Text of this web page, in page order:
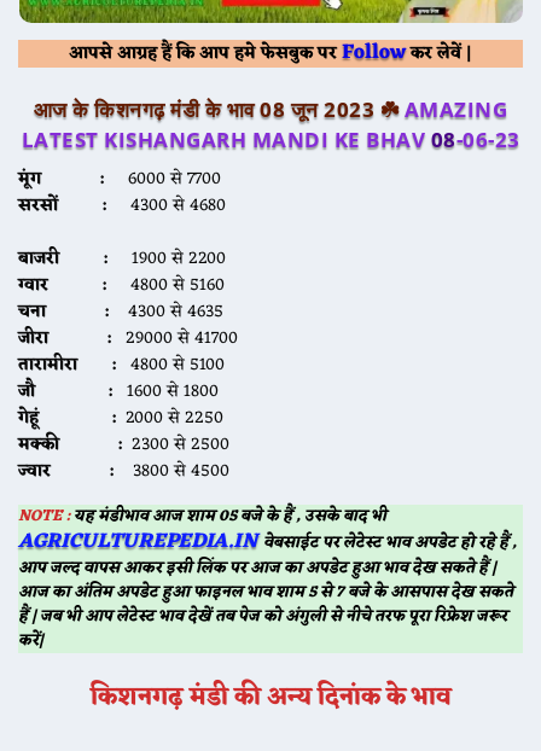
आपसे आग्रह हैं कि आप हमे फेसबुक परFollowकर लेवें |
आज केकिशनगढ़मंडी के भाव 08 जून 2023 ☘️AMAZING
LATEST KISHANGARH MANDI KE BHAV 08-06-23
मूंग :
6000 से 7700
सरसों :
4300 से 4680
बाजरी :1900 से 2200
ग्वार :
4800 से 5160
चना :
4300 से 4635
जीरा :29000 से 41700
तारामीरा
: 4800 से 5100
जौ : 1600 से 1800
गेहूं :2000 से 2250
मक्की : 2300 से 2500
ज्वार : 3800 से 4500
NOTE :यह मंडीभाव आज शाम 05 बजे के हैं , उसके बाद भी
AGRICULTUREPEDIA.INवेबसाईट पर लेटेस्ट भाव अपडेट हो रहे हैं ,
आप जल्द वापस आकर इसी लिंक पर आज का अपडेट हुआ भाव देख सकते हैं |
आज का अंतिम अपडेट हुआ फाइनल भाव शाम 5 से 7 बजे के आसपास देख सकते
हैं | जब भी आप लेटेस्ट भाव देखें तब पेज को अंगुली से नीचे तरफ पूरा रिफ्रेश जरूर
करें|
किशनगढ़मंडी की अन्य दिनांक के भाव